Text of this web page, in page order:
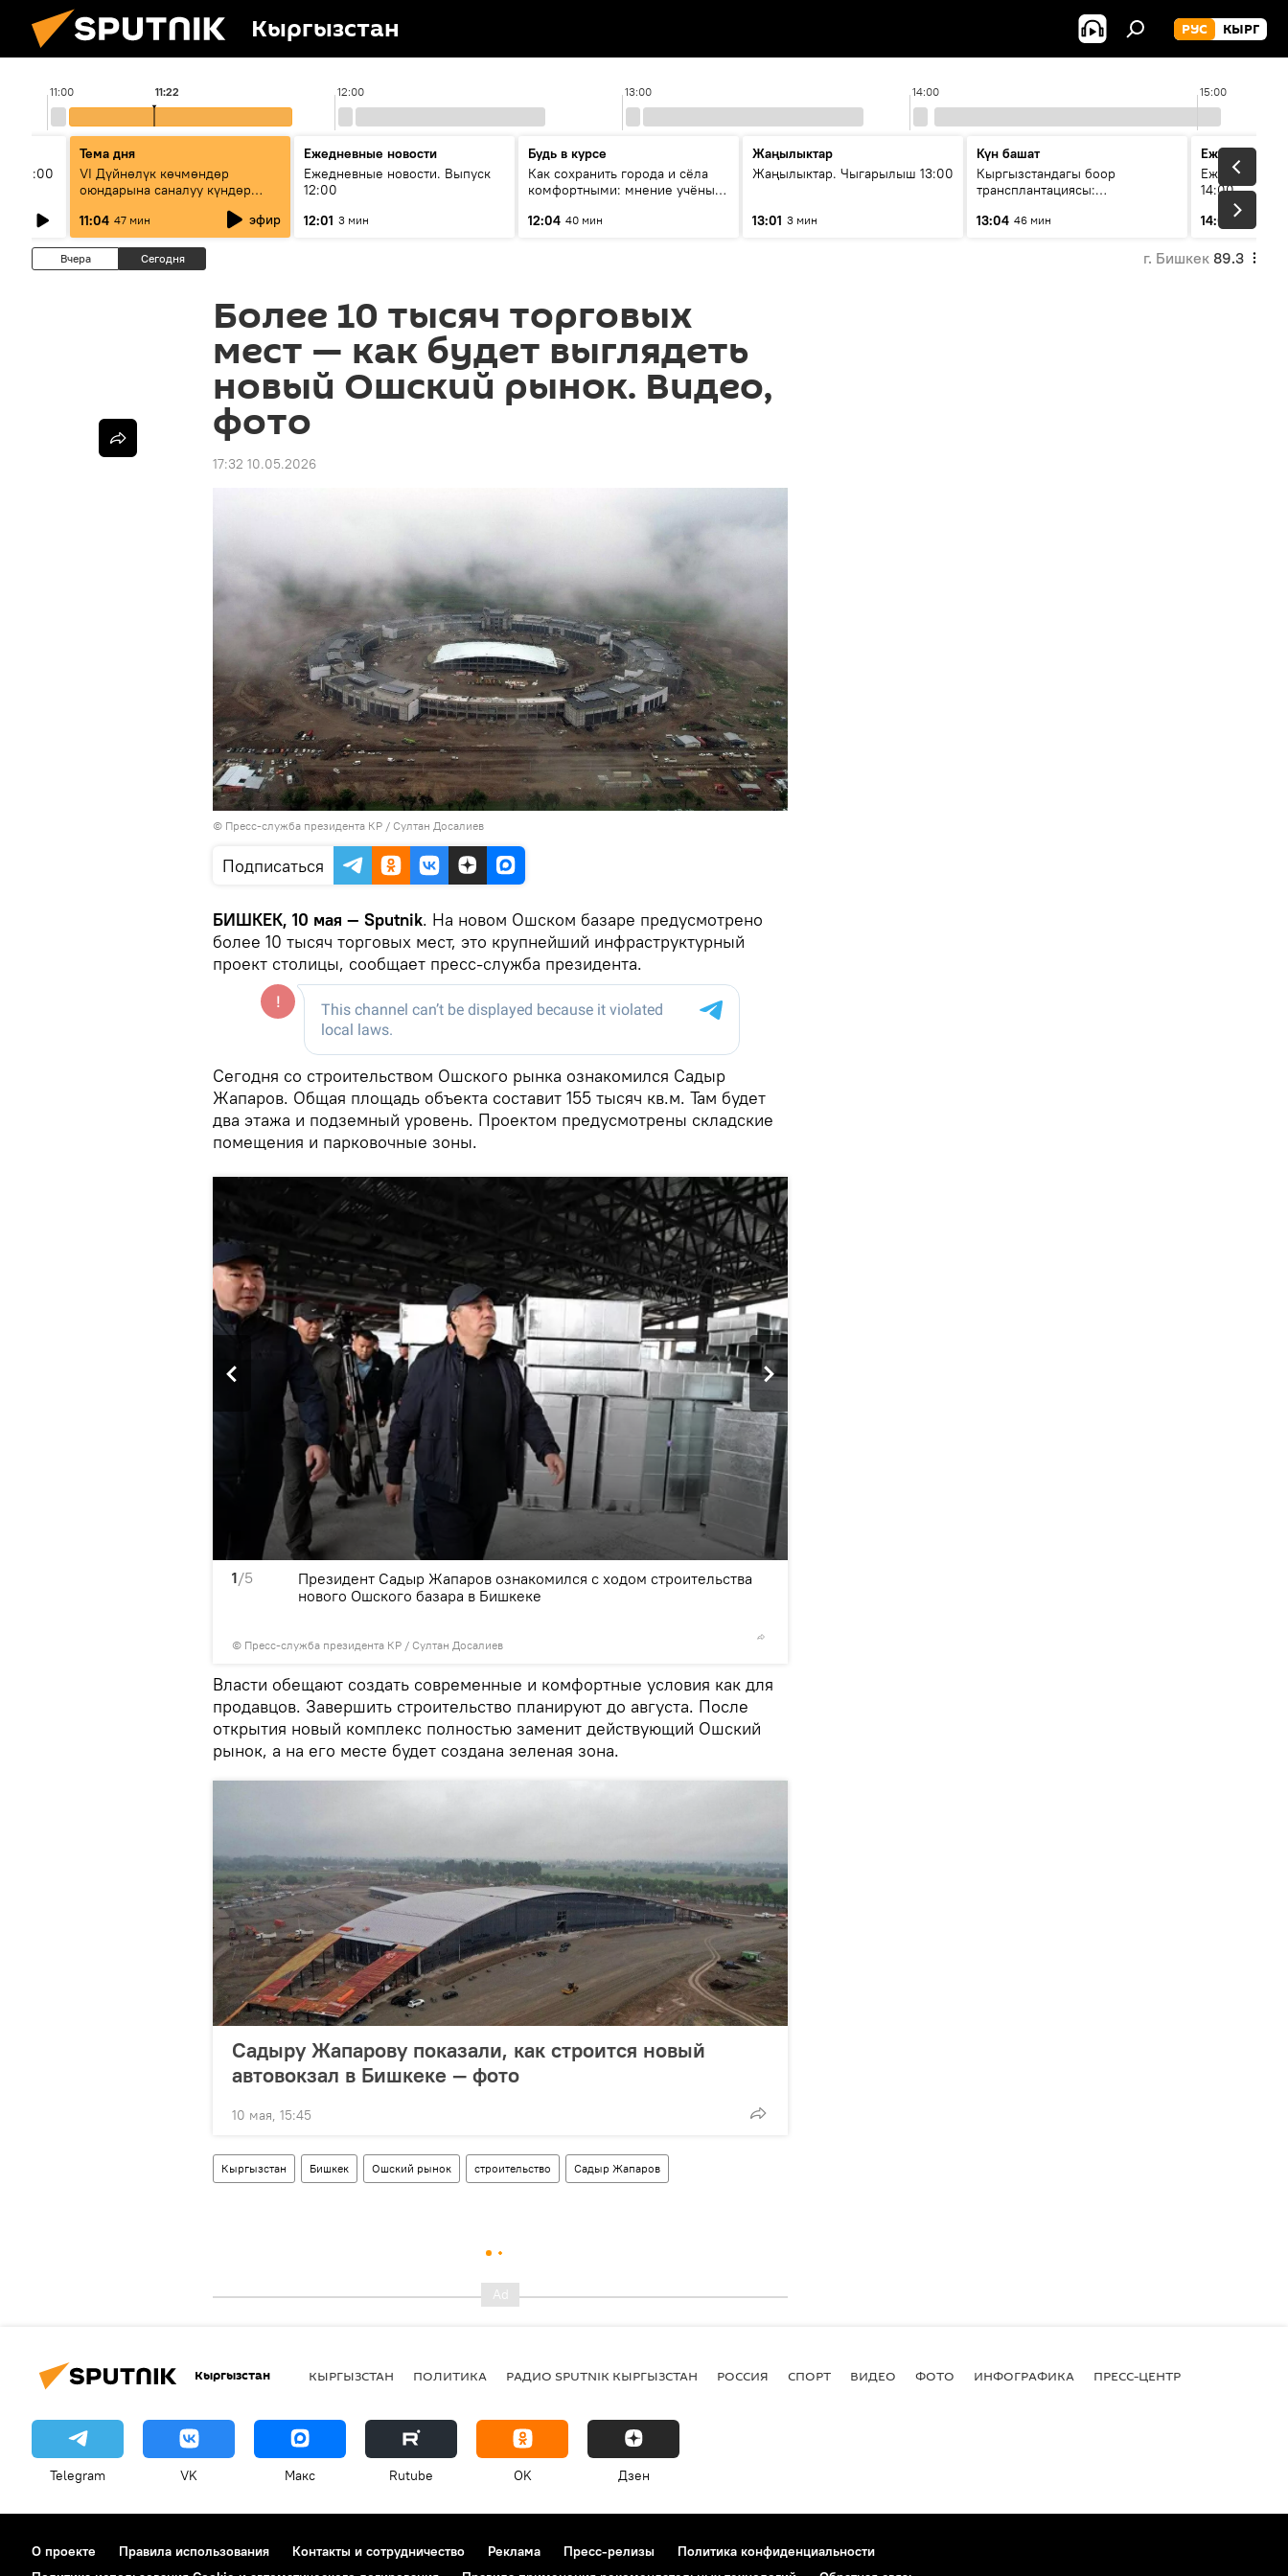
Кыргызстан РУС КЫРГ
11:00 12:00 13:00 14:00 15:00
11:22
11:00
Тема дня
VI Дүйнөлүк көчмөндөр
оюндарына саналуу күндөр
калды: даярдык иштери кайсы
этапка жетти?
11:04 47 мин эфир
Ежедневные новости
Ежедневные новости. Выпуск
12:00
12:01 3 мин
Будь в курсе
Как сохранить города и сёла
комфортными: мнение учёных
12:04 40 мин
Жаңылыктар
Жаңылыктар. Чыгарылыш 13:00
13:01 3 мин
Күн башат
Кыргызстандагы боор
трансплантациясы:
келечеги
13:04 46 мин
Ежедневные
Ежедневные
14:00
14:01
3 мин
Вчера Сегодня г. Бишкек 89.3
Более 10 тысяч торговых
мест — как будет выглядеть
новый Ошский рынок. Видео,
фото
17:32 10.05.2026
© Пресс-служба президента КР / Султан Досалиев
Подписаться
БИШКЕК, 10 мая — Sputnik. На новом Ошском базаре предусмотрено
более 10 тысяч торговых мест, это крупнейший инфраструктурный
проект столицы, сообщает пресс-служба президента.
Сегодня со строительством Ошского рынка ознакомился Садыр
Жапаров. Общая площадь объекта составит 155 тысяч кв.м. Там будет
два этажа и подземный уровень. Проектом предусмотрены складские
помещения и парковочные зоны.
1/5
© Пресс-служба президента КР / Султан Досалиев
Президент Садыр Жапаров ознакомился с ходом строительства
нового Ошского базара в Бишкеке
Власти обещают создать современные и комфортные условия как для
продавцов. Завершить строительство планируют до августа. После
открытия новый комплекс полностью заменит действующий Ошский
рынок, а на его месте будет создана зеленая зона.
Садыру Жапарову показали, как строится новый
автовокзал в Бишкеке — фото
10 мая, 15:45
Кыргызстан Бишкек Ошский рынок строительство Садыр Жапаров
Кыргызстан КЫРГЫЗСТАН ПОЛИТИКА РАДИО SPUTNIK КЫРГЫЗСТАН РОССИЯ СПОРТ ВИДЕО ФОТО ИНФОГРАФИКА ПРЕСС-ЦЕНТР
Telegram VK Макс Rutube OK Дзен
О проекте Правила использования Контакты и сотрудничество Реклама Пресс-релизы
Политика конфиденциальности